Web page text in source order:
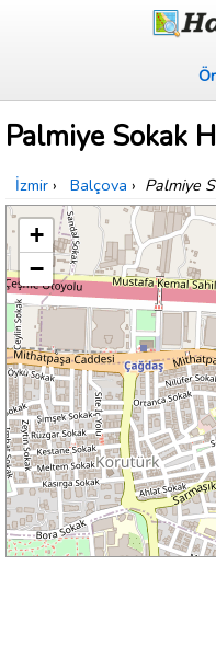
Palmiye Sokak
İzmir › Balçova › Palmiye
+
−